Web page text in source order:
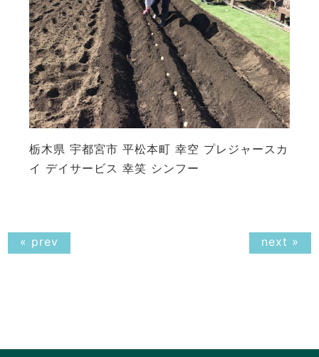
栃木県 宇都宮市 平松本町 幸空 プレジャースカ
イ デイサービス 幸笑 シンフー
« prev next »